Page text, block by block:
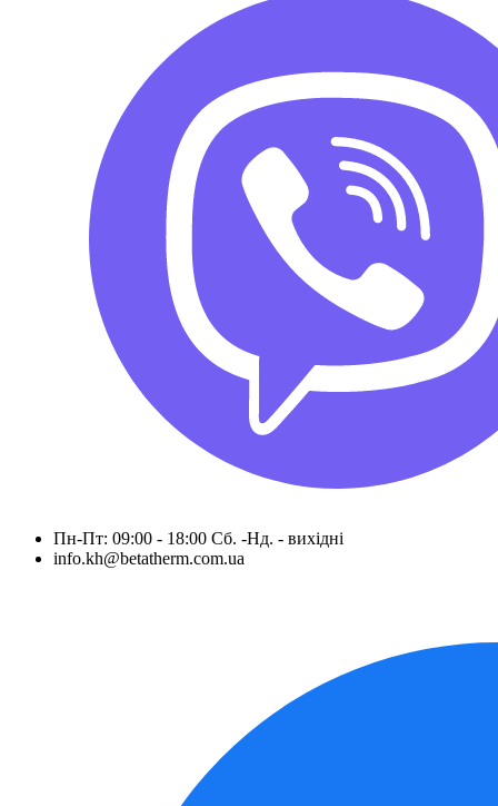
Пн-Пт: 09:00 - 18:00 Сб. -Нд. - вихідні
info.kh@betatherm.com.ua